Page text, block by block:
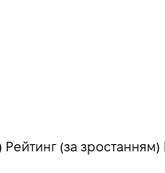
Рейтинг (за зростанням)